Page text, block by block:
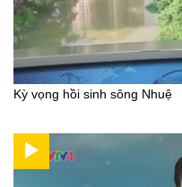
Kỳ vọng hồi sinh sông Nhuệ